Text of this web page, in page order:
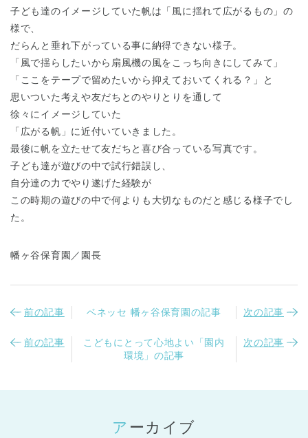
子ども達のイメージしていた帆は「風に揺れて広がるもの」の
様で、
だらんと垂れ下がっている事に納得できない様子。
「風で揺らしたいから扇風機の風をこっち向きにしてみて」
「ここをテープで留めたいから抑えておいてくれる？」と
思いついた考えや友だちとのやりとりを通して
徐々にイメージしていた
「広がる帆」に近付いていきました。
最後に帆を立たせて友だちと喜び合っている写真です。
子ども達が遊びの中で試行錯誤し、
自分達の力でやり遂げた経験が
この時期の遊びの中で何よりも大切なものだと感じる様子でし
た。
幡ヶ谷保育園／園長
前の記事 ベネッセ 幡ヶ谷保育園の記事 次の記事
前の記事
こどもにとって心地よい「園内
環境」の記事
次の記事
アーカイブ